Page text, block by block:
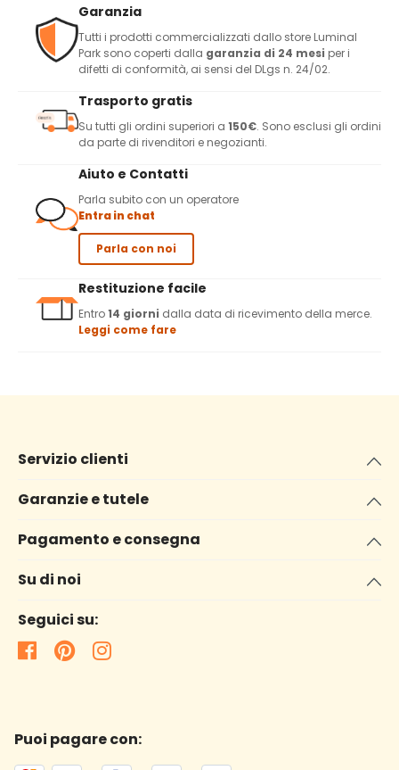
Garanzia
Tutti i prodotti commercializzati dallo store Luminal
Park sono coperti dalla garanzia di 24 mesi per i
difetti di conformità, ai sensi del DLgs n. 24/02.
Trasporto gratis
Su tutti gli ordini superiori a 150€. Sono esclusi gli ordini
da parte di rivenditori e negozianti.
Aiuto e Contatti
Parla subito con un operatore
Entra in chat
Parla con noi
Restituzione facile
Entro14 giorni dalla data di ricevimento della merce.
Leggi come fare
Servizio clienti
Garanzie e tutele
Pagamento e consegna
Su di noi
Seguici su:
Puoi pagare con: